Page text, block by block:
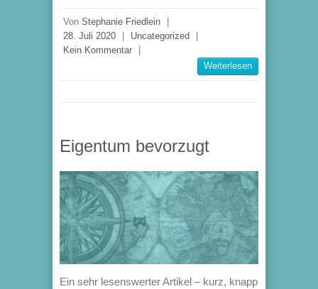
Von Stephanie Friedlein
28. Juli 2020
Uncategorized
Kein Kommentar
Weiterlesen
Eigentum bevorzugt
Ein sehr lesenswerter Artikel – kurz, knapp